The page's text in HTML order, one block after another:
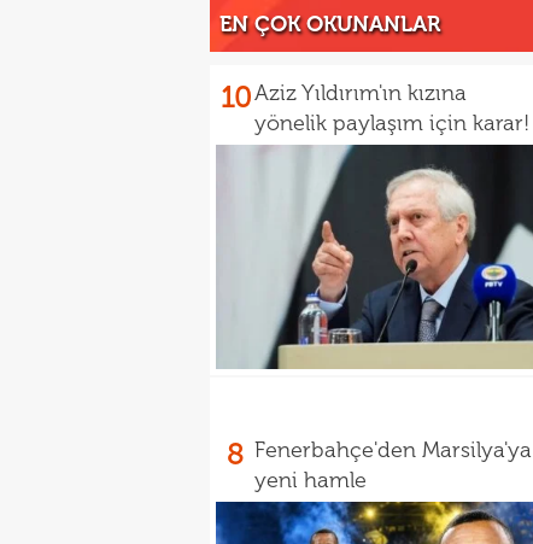
EN ÇOK OKUNANLAR
10Aziz Yıldırım'ın kızına
yönelik paylaşım için karar!
8 Fenerbahçe'den Marsilya'ya
yeni hamle